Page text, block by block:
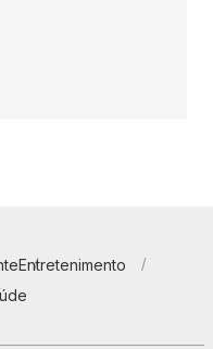
Entretenimento